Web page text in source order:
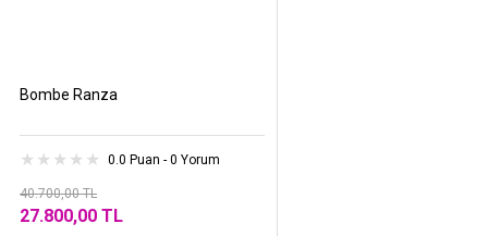
Bombe Ranza
0.0 Puan - 0 Yorum
40.700,00 TL
27.800,00 TL